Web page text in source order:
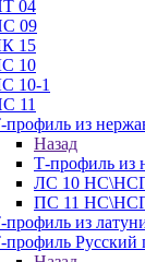
04
09
15
10
10-1
11
профиль из
Назад
Т-профиль из
ЛС 10
ПС 11
профиль из
профиль Русский